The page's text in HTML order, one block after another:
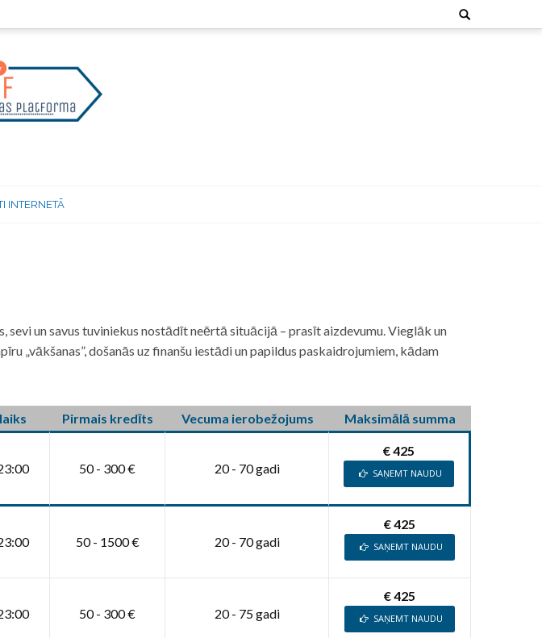
Search
for:
INTERNETĀ
un savus tuviniekus nostādīt neērtā situācijā – prasīt aizdevumu. Vieglāk un
„vākšanas”, došanās uz finanšu iestādi un papildus paskaidrojumiem, kādam
Pirmais kredīts Vecuma ierobežojums Maksimālā summa
50 - 300 € 20 - 70 gadi
€ 425
SAŅEMT NAUDU
50 - 1500 € 20 - 70 gadi
€ 425
SAŅEMT NAUDU
50 - 300 € 20 - 75 gadi
€ 425
SAŅEMT NAUDU